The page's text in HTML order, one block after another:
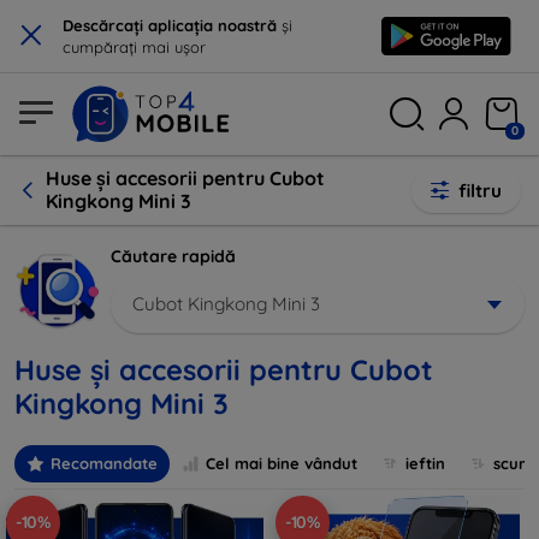
× Descărcați aplicația noastră și
cumpărați mai ușor
0
Huse și accesorii pentru Cubot
Kingkong Mini 3
filtru
Căutare rapidă
Cubot Kingkong Mini 3
Huse și accesorii pentru Cubot
Kingkong Mini 3
Recomandate Cel mai bine vândut ieftin
-10% -10%